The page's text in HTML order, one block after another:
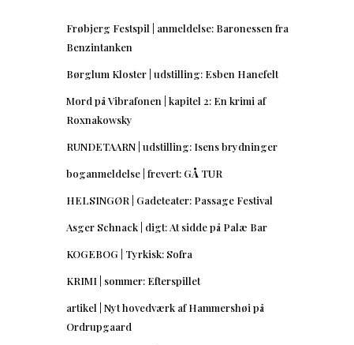
Frøbjerg Festspil | anmeldelse: Baronessen fra
Benzintanken
Børglum Kloster | udstilling: Esben Hanefelt
Mord på Vibrafonen | kapitel 2: En krimi af
Roxnakowsky
RUNDETAARN | udstilling: Isens brydninger
boganmeldelse | frevert: GÅ TUR
HELSINGØR | Gadeteater: Passage Festival
Asger Schnack | digt: At sidde på Palæ Bar
KOGEBOG | Tyrkisk: Sofra
KRIMI | sommer: Efterspillet
artikel | Nyt hovedværk af Hammershøi på
Ordrupgaard